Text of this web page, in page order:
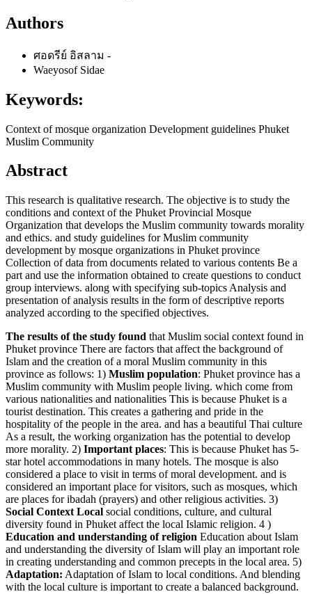
Authors
ศอดรีย์ อิสลาม -
Waeyosof Sidae
Keywords:
Context of mosque organization Development guidelines Phuket
Muslim Community
Abstract
This research is qualitative research. The objective is to study the
conditions and context of the Phuket Provincial Mosque
Organization that develops the Muslim community towards morality
and ethics. and study guidelines for Muslim community
development by mosque organizations in Phuket province
Collection of data from documents related to various contents Be a
part and use the information obtained to create questions to conduct
group interviews. along with specifying sub-topics Analysis and
presentation of analysis results in the form of descriptive reports
analyzed according to the specified objectives.
The results of the study found that Muslim social context found in
Phuket province There are factors that affect the background of
Islam and the creation of a moral Muslim community in this
province as follows: 1) Muslim population: Phuket province has a
Muslim community with Muslim people living. which come from
various nationalities and nationalities This is because Phuket is a
tourist destination. This creates a gathering and pride in the
hospitality of the people in the area. and has a beautiful Thai culture
As a result, the working organization has the potential to develop
more morality. 2) Important places: This is because Phuket has 5-
star hotel accommodations in many hotels. The mosque is also
considered a place to visit in terms of moral development. and is
considered an important place for visitors, such as mosques, which
are places for ibadah (prayers) and other religious activities. 3)
Social Context Local social conditions, culture, and cultural
diversity found in Phuket affect the local Islamic religion. 4 )
Education and understanding of religion Education about Islam
and understanding the diversity of Islam will play an important role
in creating understanding and common precepts in the local area. 5)
Adaptation: Adaptation of Islam to local conditions. And blending
with the local culture is important to create a balanced background.